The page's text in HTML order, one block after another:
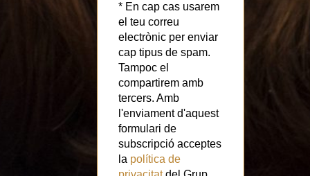
* En cap cas usarem
el teu correu
electrònic per enviar
cap tipus de spam.
Tampoc el
compartirem amb
tercers. Amb
l'enviament d'aquest
formulari de
subscripció acceptes
la política de